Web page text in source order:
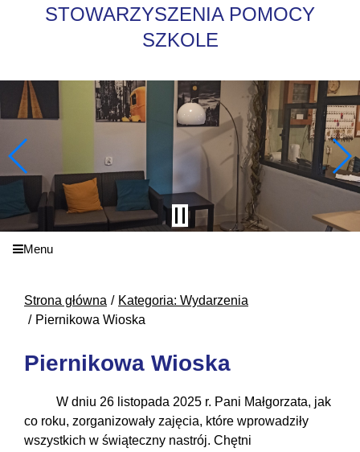
STOWARZYSZENIA POMOCY
SZKOLE
Menu
Strona główna
Kategoria: Wydarzenia
Piernikowa Wioska
Piernikowa Wioska
W dniu 26 listopada 2025 r. Pani Małgorzata, jak
co roku, zorganizowały zajęcia, które wprowadziły
wszystkich w świąteczny nastrój. Chętni